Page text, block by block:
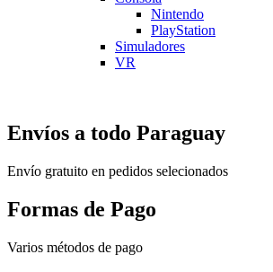
Nintendo
PlayStation
Simuladores
VR
Envíos a todo Paraguay
Envío gratuito en pedidos selecionados
Formas de Pago
Varios métodos de pago